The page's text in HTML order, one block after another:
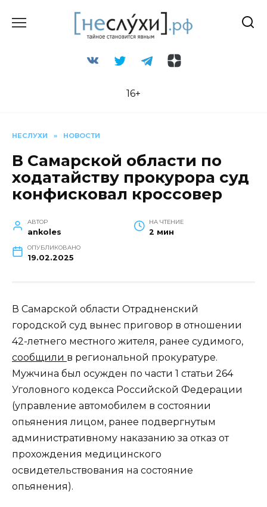
16+
НЕСЛУХИ » НОВОСТИ
В Самарской области по
ходатайству прокурора суд
конфисковал кроссовер
АВТОР
ankoles
НА ЧТЕНИЕ
2 мин
ОПУБЛИКОВАНО
19.02.2025
В Самарской области Отрадненский
городской суд вынес приговор в отношении
42-летнего местного жителя, ранее судимого,
сообщили в региональной прокуратуре.
Мужчина был осужден по части 1 статьи 264
Уголовного кодекса Российской Федерации
(управление автомобилем в состоянии
опьянения лицом, ранее подвергнутым
административному наказанию за отказ от
прохождения медицинского
освидетельствования на состояние
опьянения).